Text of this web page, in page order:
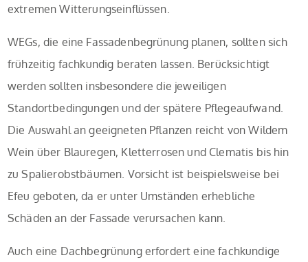
extremen Witterungseinflüssen.
WEGs, die eine Fassadenbegrünung planen, sollten sich
frühzeitig fachkundig beraten lassen. Berücksichtigt
werden sollten insbesondere die jeweiligen
Standortbedingungen und der spätere Pflegeaufwand.
Die Auswahl an geeigneten Pflanzen reicht von Wildem
Wein über Blauregen, Kletterrosen und Clematis bis hin
zu Spalierobstbäumen. Vorsicht ist beispielsweise bei
Efeu geboten, da er unter Umständen erhebliche
Schäden an der Fassade verursachen kann.
Auch eine Dachbegrünung erfordert eine fachkundige